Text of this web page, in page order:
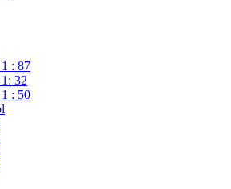
: 87
32
: 50